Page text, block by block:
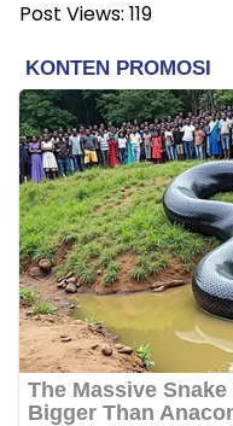
Post Views: 119